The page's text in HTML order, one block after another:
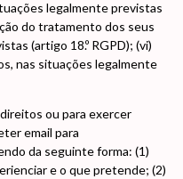
legalmente previstas
do tratamento dos seus
(artigo 18.º RGPD); (vi)
nas situações legalmente
ou para exercer
email para
da seguinte forma: (1)
e o que pretende; (2)